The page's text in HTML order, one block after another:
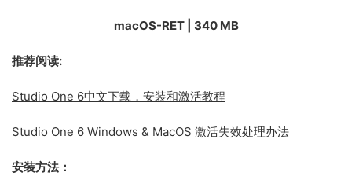
macOS-RET | 340 MB
推荐阅读:
Studio One 6中文下载，安装和激活教程
Studio One 6 Windows & MacOS 激活失效处理办法
安装方法：